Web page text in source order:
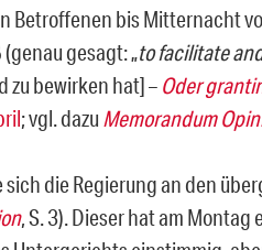
Betroffenen bis Mitternacht
gesagt: „to facilitate
zu bewirken hat] – Oder
; vgl. dazu Memorandum
die Regierung an den
, S. 3). Dieser hat am